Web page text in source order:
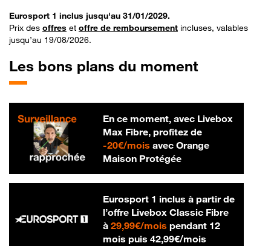
Eurosport 1 inclus jusqu'au 31/01/2029.
Prix des offres et offre de remboursement incluses, valables
jusqu’au 19/08/2026.
Les bons plans du moment
En ce moment, avec Livebox
Max Fibre, profitez de
-20€/mois20 € par mois
avec Orange
Maison Protégée
Eurosport 1 inclus à partir de
l’offre Livebox Classic Fibre
à 29,99€/mois29,99 € par mois
pendant 12
mois puis 42,99€/mois42,99 € par